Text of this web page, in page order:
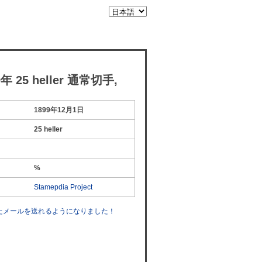
25 heller 通常切手,
1899年12月1日
25 heller
%
Stamepdia Project
ールを送れるようになりました！